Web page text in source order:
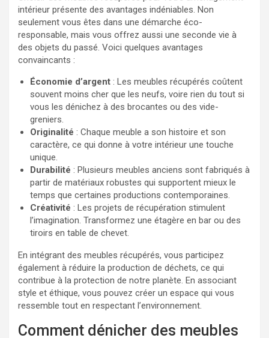
intérieur présente des avantages indéniables. Non
seulement vous êtes dans une démarche éco-
responsable, mais vous offrez aussi une seconde vie à
des objets du passé. Voici quelques avantages
convaincants :
Économie d’argent : Les meubles récupérés coûtent
souvent moins cher que les neufs, voire rien du tout si
vous les dénichez à des brocantes ou des vide-
greniers.
Originalité : Chaque meuble a son histoire et son
caractère, ce qui donne à votre intérieur une touche
unique.
Durabilité : Plusieurs meubles anciens sont fabriqués à
partir de matériaux robustes qui supportent mieux le
temps que certaines productions contemporaines.
Créativité : Les projets de récupération stimulent
l’imagination. Transformez une étagère en bar ou des
tiroirs en table de chevet.
En intégrant des meubles récupérés, vous participez
également à réduire la production de déchets, ce qui
contribue à la protection de notre planète. En associant
style et éthique, vous pouvez créer un espace qui vous
ressemble tout en respectant l’environnement.
Comment dénicher des meubles